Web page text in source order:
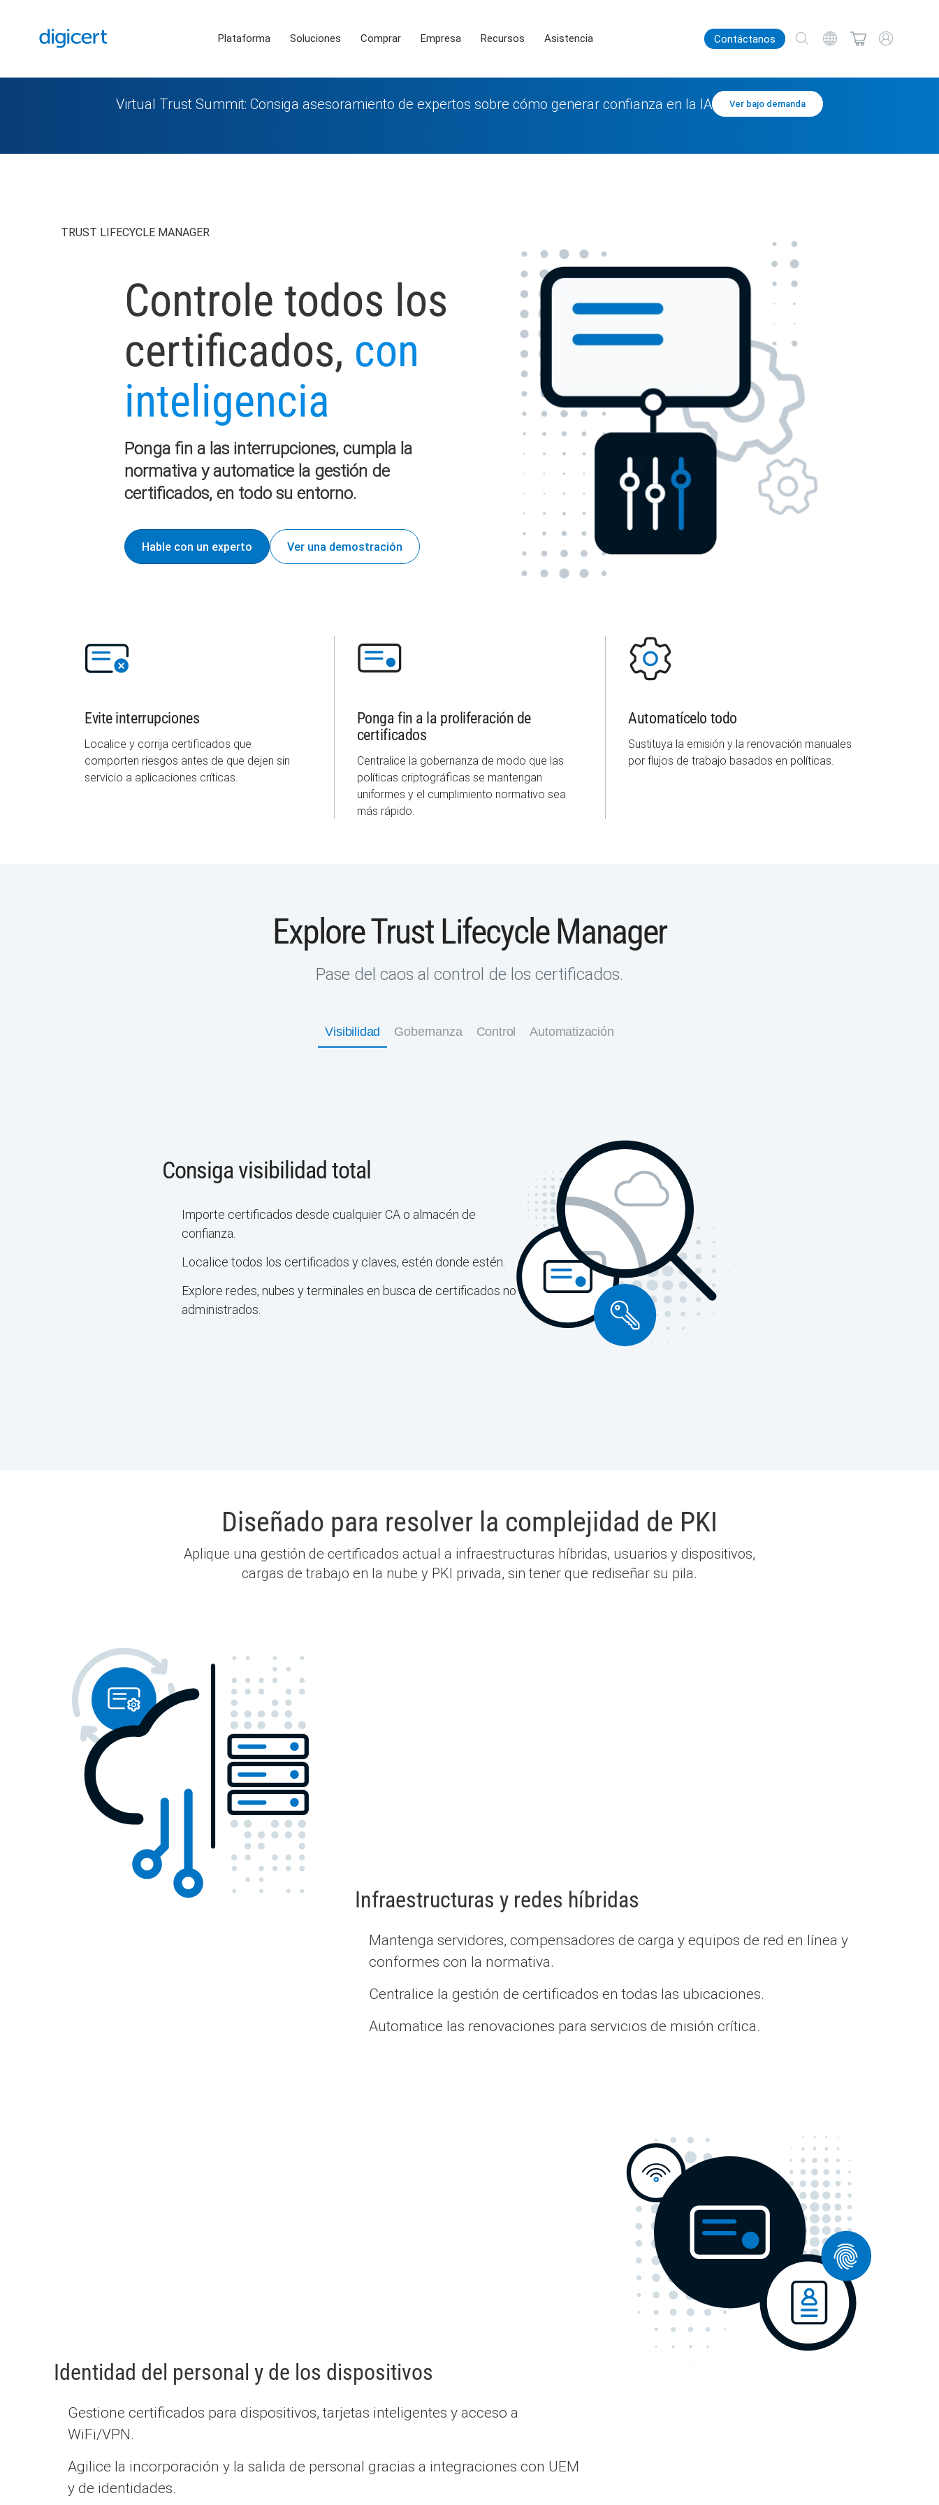
Plataforma Soluciones Comprar Empresa Recursos Asistencia Contáctanos
Virtual Trust Summit: Consiga asesoramiento de expertos sobre cómo generar confianza en la IA Ver bajo demanda
TRUST LIFECYCLE MANAGER
Controle todos los
certificados, con
inteligencia
Ponga fin a las interrupciones, cumpla la
normativa y automatice la gestión de
certificados, en todo su entorno.
Hable con un experto Ver una demostración
Evite interrupciones
Localice y corrija certificados que
comporten riesgos antes de que dejen sin
servicio a aplicaciones críticas.
Ponga fin a la proliferación de
certificados
Centralice la gobernanza de modo que las
políticas criptográficas se mantengan
uniformes y el cumplimiento normativo sea
más rápido.
Automatícelo todo
Sustituya la emisión y la renovación manuales
por flujos de trabajo basados en políticas.
Explore Trust Lifecycle Manager
Pase del caos al control de los certificados.
Visibilidad Gobernanza Control Automatización
Consiga visibilidad total
Importe certificados desde cualquier CA o almacén de
confianza.
Localice todos los certificados y claves, estén donde estén.
Explore redes, nubes y terminales en busca de certificados no
administrados.
Diseñado para resolver la complejidad de PKI
Aplique una gestión de certificados actual a infraestructuras híbridas, usuarios y dispositivos,
cargas de trabajo en la nube y PKI privada, sin tener que rediseñar su pila.
Infraestructuras y redes híbridas
Mantenga servidores, compensadores de carga y equipos de red en línea y
conformes con la normativa.
Centralice la gestión de certificados en todas las ubicaciones.
Automatice las renovaciones para servicios de misión crítica.
Identidad del personal y de los dispositivos
Gestione certificados para dispositivos, tarjetas inteligentes y acceso a
WiFi/VPN.
Agilice la incorporación y la salida de personal gracias a integraciones con UEM
y de identidades.